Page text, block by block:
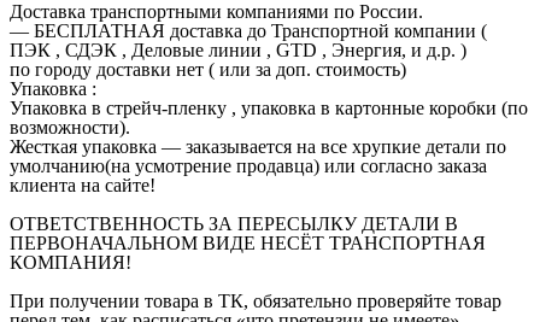
Доставка транспортными компаниями по России.
— БЕСПЛАТНАЯ доставка до Транспортной компании (
ПЭК , СДЭК , Деловые линии , GTD , Энергия, и д.р. )
по городу доставки нет ( или за доп. стоимость)
Упаковка :
Упаковка в стрейч-пленку , упаковка в картонные коробки (по
возможности).
Жесткая упаковка — заказывается на все хрупкие детали по
умолчанию(на усмотрение продавца) или согласно заказа
клиента на сайте!
ОТВЕТСТВЕННОСТЬ ЗА ПЕРЕСЫЛКУ ДЕТАЛИ В
ПЕРВОНАЧАЛЬНОМ ВИДЕ НЕСЁТ ТРАНСПОРТНАЯ
КОМПАНИЯ!
При получении товара в ТК, обязательно проверяйте товар